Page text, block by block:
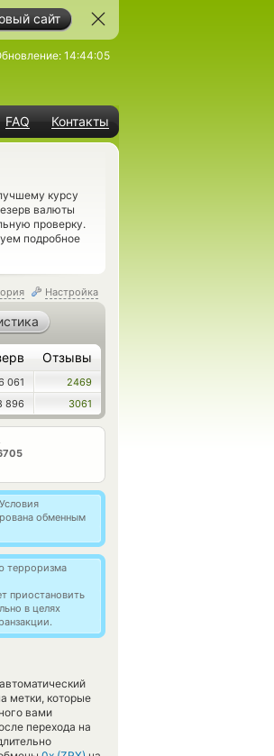
сайт
FAQ Контакты
14:44:05
курсу
валюты
проверку.
подробное
Настройка
Отзывы
061
2469
896 3061
обменным
терроризма
приостановить
в целях
метки, которые
вами
перехода на